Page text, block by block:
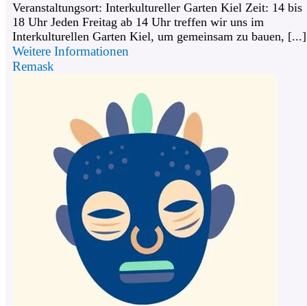
Veranstaltungsort: Interkultureller Garten Kiel Zeit: 14 bis
18 Uhr Jeden Freitag ab 14 Uhr treffen wir uns im
Interkulturellen Garten Kiel, um gemeinsam zu bauen, [...]
Weitere Informationen
Remask